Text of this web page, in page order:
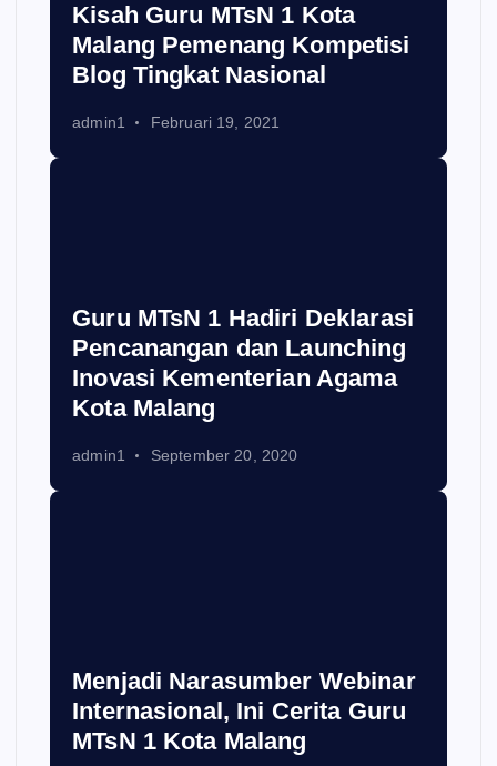
Kisah Guru MTsN 1 Kota
Malang Pemenang Kompetisi
Blog Tingkat Nasional
admin1 Februari 19, 2021
Guru MTsN 1 Hadiri Deklarasi
Pencanangan dan Launching
Inovasi Kementerian Agama
Kota Malang
admin1 September 20, 2020
Menjadi Narasumber Webinar
Internasional, Ini Cerita Guru
MTsN 1 Kota Malang